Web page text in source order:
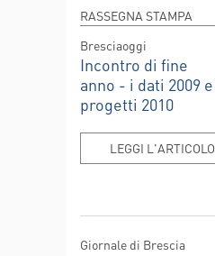
RASSEGNA STAMPA
Bresciaoggi
Incontro di fine
anno - i dati 2009 e
progetti 2010
LEGGI L'ARTICOLO
Giornale di Brescia